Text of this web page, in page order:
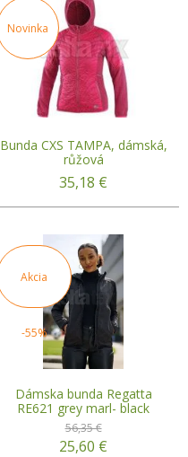
Novinka
Bunda CXS TAMPA, dámská,
růžová
35,18 €
Akcia
-55%
Dámska bunda Regatta
RE621 grey marl- black
56,35 €
25,60 €